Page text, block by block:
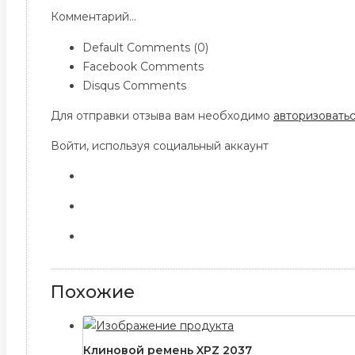
Комментарий...
Default Comments (0)
Facebook Comments
Disqus Comments
Для отправки отзыва вам необходимо
Войти, используя социальный аккаунт
Похожие
Клиновой ремень XPZ 2037